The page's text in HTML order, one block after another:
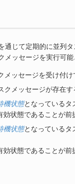
通じて定期的に並列
メッセージを実行可
メッセージを受け付
クメッセージが存在す
機状態となっているタ
効状態であることが前
機状態となっているタ
効状態であることが前